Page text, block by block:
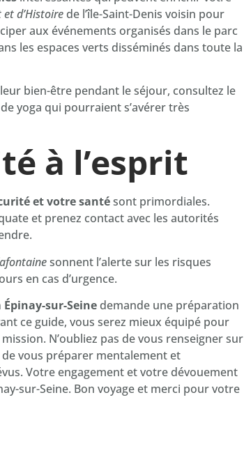
et d’Histoirede l’île-Saint-Denis voisin pour
aux événements organisés dans le parc
les espaces verts disséminés dans toute la
bien-être pendant le séjour, consultez le
yoga qui pourraient s’avérer très
à l’esprit
et votre santésont primordiales.
et prenez contact avec les autorités
sonnent l’alerte sur les risques
en cas d’urgence.
sur-Seinedemande une préparation
ce guide, vous serez mieux équipé pour
N’oubliez pas de vous renseigner sur
vous préparer mentalement et
Votre engagement et votre dévouement
sur-Seine. Bon voyage et merci pour votre